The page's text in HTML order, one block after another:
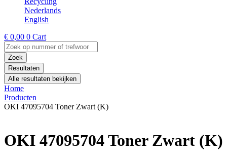
Nederlands
English
€ 0,00 0 Cart
Search
...Zoek
Resultaten
Alle resultaten bekijken
Home
Producten
OKI 47095704 Toner Zwart (K)
OKI 47095704 Toner Zwart (K)